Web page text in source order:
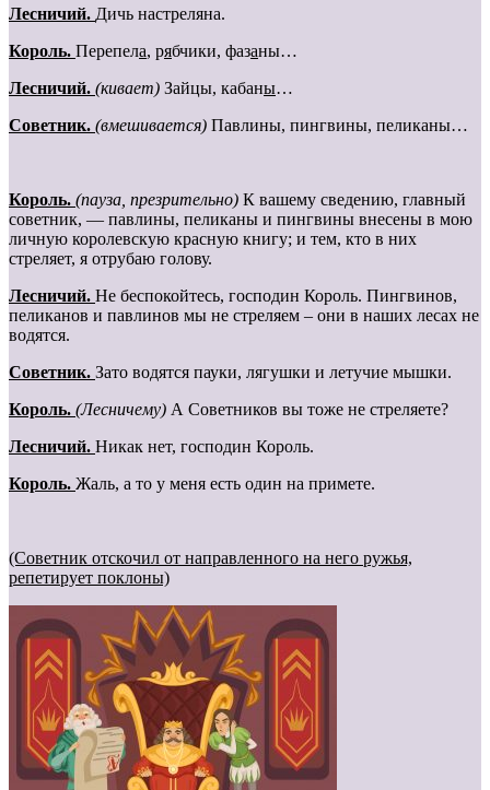
Лесничий. Дичь настреляна.
Король. Перепела, рябчики, фазаны…
Лесничий. (кивает) Зайцы, кабаны…
Cоветник. (вмешивается) Павлины, пингвины, пеликаны…
Король. (пауза, презрительно) К вашему сведению, главный
советник, — павлины, пеликаны и пингвины внесены в мою
личную королевскую красную книгу; и тем, кто в них
стреляет, я отрубаю голову.
Лесничий. Не беспокойтесь, господин Король. Пингвинов,
пеликанов и павлинов мы не стреляем – они в наших лесах не
водятся.
Cоветник. Зато водятся пауки, лягушки и летучие мышки.
Король. (Лесничему) А Советников вы тоже не стреляете?
Лесничий. Никак нет, господин Король.
Король. Жаль, а то у меня есть один на примете.
(Советник отскочил от направленного на него ружья,
репетирует поклоны)